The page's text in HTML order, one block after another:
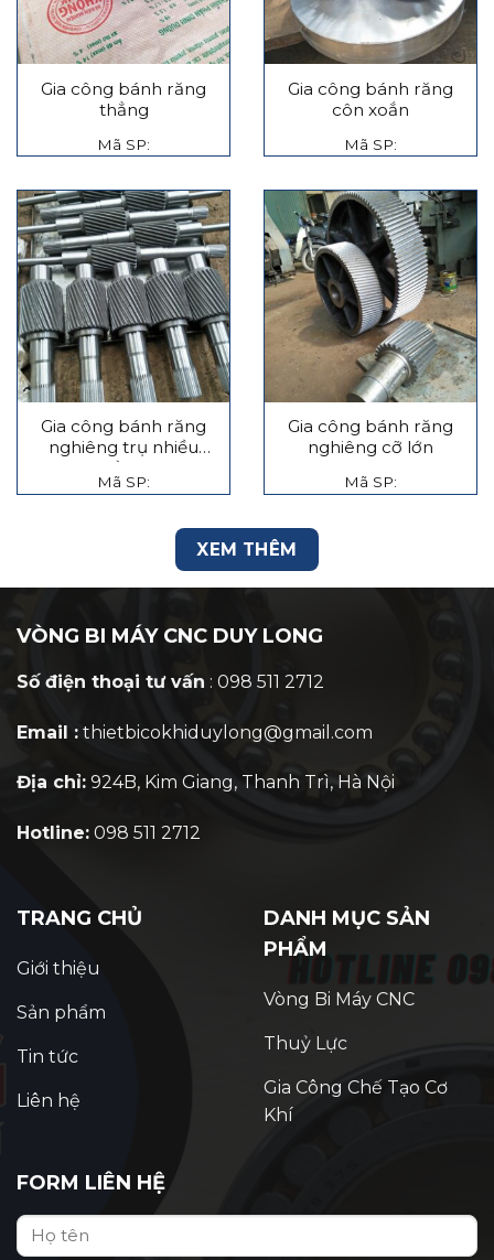
Gia công bánh răng
thẳng
Mã SP:
Gia công bánh răng
côn xoắn
Mã SP:
Gia công bánh răng
nghiêng trụ nhiều
tầng
Mã SP:
Gia công bánh răng
nghiêng cỡ lớn
Mã SP:
XEM THÊM
VÒNG BI MÁY CNC DUY LONG
Số điện thoại tư vấn : 098 511 2712
Email : thietbicokhiduylong@gmail.com
Địa chỉ: 924B, Kim Giang, Thanh Trì, Hà Nội
Hotline: 098 511 2712
TRANG CHỦ
Giới thiệu
Sản phẩm
Tin tức
Liên hệ
DANH MỤC SẢN
PHẨM
Vòng Bi Máy CNC
Thuỷ Lực
Gia Công Chế Tạo Cơ
Khí
FORM LIÊN HỆ